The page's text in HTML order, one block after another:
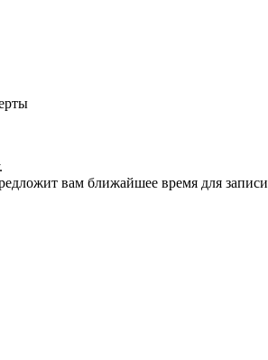
вам ближайшее время для записи